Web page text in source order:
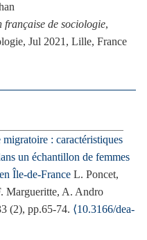
française de sociologie,
Jul 2021, Lille, France
: caractéristiques
un échantillon de femmes
Île-de-France L. Poncet,
Margueritte, A. Andro
(2), pp.65-74. ⟨10.3166/dea-